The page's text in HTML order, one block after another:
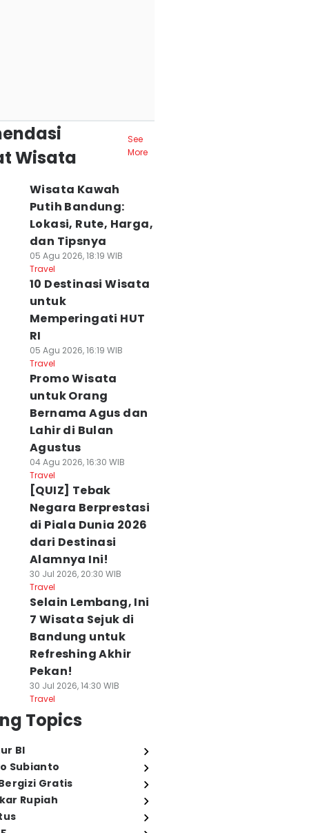
Wisata
See
More
Wisata Kawah
Putih Bandung:
Lokasi, Rute, Harga,
dan Tipsnya
05 Agu 2026, 18:19 WIB
Travel
10 Destinasi Wisata
untuk
Memperingati HUT
RI
05 Agu 2026, 16:19 WIB
Travel
Promo Wisata
untuk Orang
Bernama Agus dan
Lahir di Bulan
Agustus
04 Agu 2026, 16:30 WIB
Travel
[QUIZ] Tebak
Negara Berprestasi
di Piala Dunia 2026
dari Destinasi
Alamnya Ini!
30 Jul 2026, 20:30 WIB
Travel
Selain Lembang, Ini
7 Wisata Sejuk di
Bandung untuk
Refreshing Akhir
Pekan!
30 Jul 2026, 14:30 WIB
Travel
Topics
BI
Subianto
Gratis
Rupiah